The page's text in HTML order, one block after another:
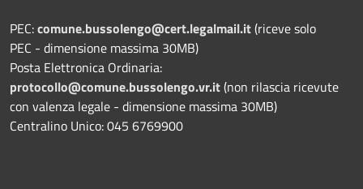
PEC:comune.bussolengo@cert.legalmail.it(riceve solo
PEC - dimensione massima 30MB)
Posta Elettronica Ordinaria:
protocollo@comune.bussolengo.vr.it(non rilascia ricevute
con valenza legale - dimensione massima 30MB)
Centralino Unico: 045 6769900